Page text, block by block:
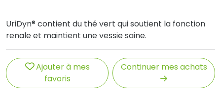
UriDyn® contient du thé vert qui soutient la fonction
renale et maintient une vessie saine.
Ajouter à mes
favoris
Continuer mes achats